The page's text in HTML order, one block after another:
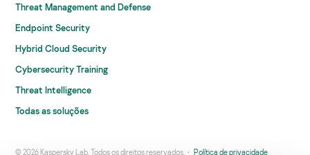
Threat Management and Defense
Endpoint Security
Hybrid Cloud Security
Cybersecurity Training
Threat Intelligence
Todas as soluções
© 2026 Kaspersky Lab. Todos os direitos reservados. Política de privacidade